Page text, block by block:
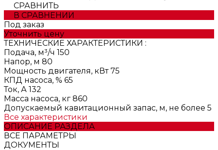
СРАВНИТЬ
В СРАВНЕНИИ
Под заказ
Уточнить цену
ТЕХНИЧЕСКИЕ ХАРАКТЕРИСТИКИ :
Подача, м³/ч 150
Напор, м 80
Мощность двигателя, кВт 75
КПД насоса, % 65
Ток, А 132
Масса насоса, кг 860
Допускаемый кавитационный запас, м, не более 5
Все характеристики
ОПИСАНИЕ РАЗДЕЛА
ВСЕ ПАРАМЕТРЫ
ДОКУМЕНТЫ